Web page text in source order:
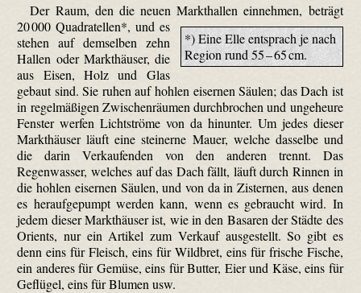
Der Raum, den die neuen Markthallen einnehmen, beträgt
20 000 Quadratellen*,
*) Eine Elle entsprach je nach
Region rund 55 – 65 cm.
und es
stehen auf demselben zehn
Hallen oder Markthäuser, die
aus Eisen, Holz und Glas
gebaut sind. Sie ruhen auf hohlen eisernen Säulen; das Dach ist
in regelmäßigen Zwischenräumen durchbrochen und ungeheure
Fenster werfen Lichtströme von da hinunter. Um jedes dieser
Markthäuser läuft eine steinerne Mauer, welche dasselbe und
die darin Verkaufenden von den anderen trennt. Das
Regenwasser, welches auf das Dach fällt, läuft durch Rinnen in
die hohlen eisernen Säulen, und von da in Zisternen, aus denen
es herauf­gepumpt werden kann, wenn es gebraucht wird. In
jedem dieser Markthäuser ist, wie in den Basaren der Städte des
Orients, nur ein Artikel zum Verkauf ausgestellt. So gibt es
denn eins für Fleisch, eins für Wildbret, eins für frische Fische,
ein anderes für Gemüse, eins für Butter, Eier und Käse, eins für
Geflügel, eins für Blumen usw.